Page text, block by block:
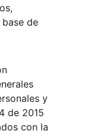
de
y
de 2015
con la